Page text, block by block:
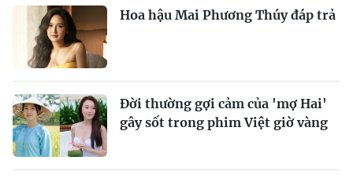
Hoa hậu Mai Phương Thúy đáp trả
Đời thường gợi cảm của 'mợ Hai'
gây sốt trong phim Việt giờ vàng